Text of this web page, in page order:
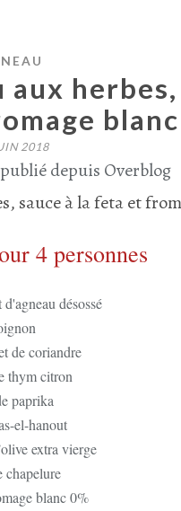
aux herbes,
blanc
2018
depuis Overblog
4 personnes
désossé
de coriandre
thym citron
paprika
el-hanout
extra vierge
chapelure
blanc 0%